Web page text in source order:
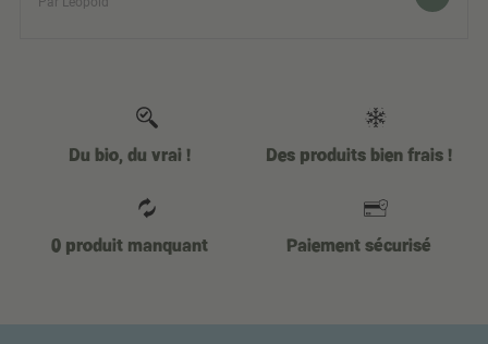
Du bio, du vrai ! Des produits bien frais !
0 produit manquant Paiement sécurisé